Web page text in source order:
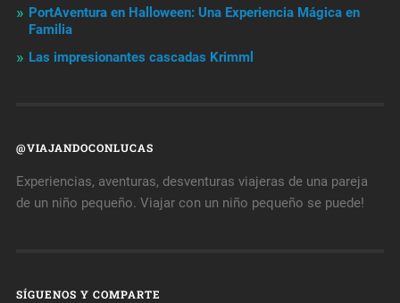
PortAventura en Halloween: Una Experiencia Mágica en
Familia
Las impresionantes cascadas Krimml
@VIAJANDOCONLUCAS
Experiencias, aventuras, desventuras viajeras de una pareja
de un niño pequeño. Viajar con un niño pequeño se puede!
SÍGUENOS Y COMPARTE